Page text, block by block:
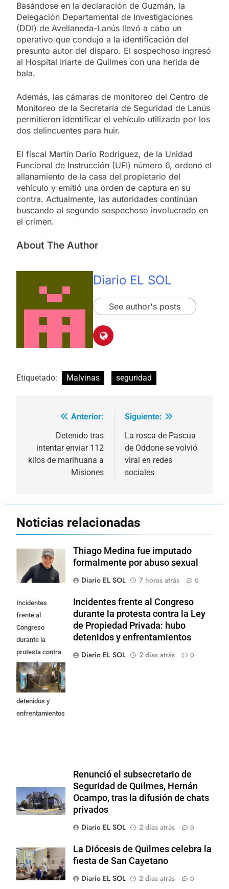
Basándose en la declaración de Guzmán, la
Delegación Departamental de Investigaciones
(DDI) de Avellaneda-Lanús llevó a cabo un
operativo que condujo a la identificación del
presunto autor del disparo. El sospechoso ingresó
al Hospital Iriarte de Quilmes con una herida de
bala.
Además, las cámaras de monitoreo del Centro de
Monitoreo de la Secretaría de Seguridad de Lanús
permitieron identificar el vehículo utilizado por los
dos delincuentes para huir.
El fiscal Martín Darío Rodríguez, de la Unidad
Funcional de Instrucción (UFI) número 6, ordenó el
allanamiento de la casa del propietario del
vehículo y emitió una orden de captura en su
contra. Actualmente, las autoridades continúan
buscando al segundo sospechoso involucrado en
el crimen.
About The Author
Diario EL SOL
See author's posts
Etiquetado: Malvinas seguridad
Navegación
entradas
Anterior:
Detenido tras
intentar enviar 112
kilos de marihuana a
Misiones
Siguiente:
La rosca de Pascua
de Oddone se volvió
viral en redes
sociales
Noticias relacionadas
Thiago Medina fue imputado
formalmente por abuso sexual
Diario EL SOL
7 horas atrás 0
Incidentes
frente al
Congreso
durante la
protesta contra
la Ley de
Propiedad
Privada: hubo
detenidos y
enfrentamientos
Incidentes frente al Congreso
durante la protesta contra la Ley
de Propiedad Privada: hubo
detenidos y enfrentamientos
Diario EL SOL
2 días atrás 0
Renunció el subsecretario de
Seguridad de Quilmes, Hernán
Ocampo, tras la difusión de chats
privados
Diario EL SOL
2 días atrás 0
La Diócesis de Quilmes celebra la
fiesta de San Cayetano
Diario EL SOL
2 días atrás 0